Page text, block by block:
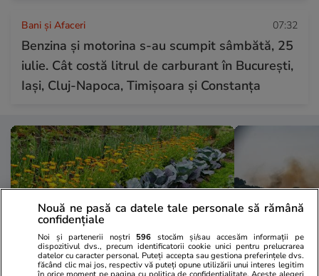
Bani și Afaceri 07:32
Benzina și motorina s-au scumpit sâmbătă, 25
iulie. Cât costă litrul de carburant în București,
Iași, Cluj-Napoca, Timișoara și Constanța
Nouă ne pasă ca datele tale personale să rămână
confidențiale
Noi și partenerii noștri 596 stocăm și/sau accesăm informații pe
dispozitivul dvs., precum identificatorii cookie unici pentru prelucrarea
datelor cu caracter personal. Puteți accepta sau gestiona preferințele dvs.
făcând clic mai jos, respectiv vă puteți opune utilizării unui interes legitim